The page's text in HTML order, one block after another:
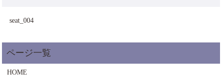
seat_004
HOME